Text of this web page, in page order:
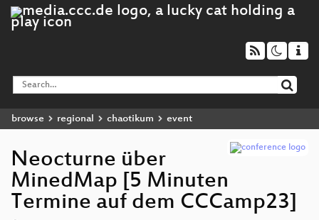
browse regional chaotikum event
Neocturne über
MinedMap [5 Minuten
Termine auf dem CCCamp23]